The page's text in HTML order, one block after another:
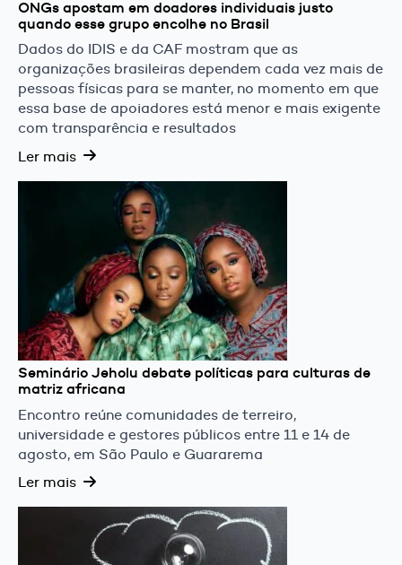
ONGs apostam em doadores individuais justo
quando esse grupo encolhe no Brasil
Dados do IDIS e da CAF mostram que as
organizações brasileiras dependem cada vez mais de
pessoas físicas para se manter, no momento em que
essa base de apoiadores está menor e mais exigente
com transparência e resultados
Ler mais
Seminário Jeholu debate políticas para culturas de
matriz africana
Encontro reúne comunidades de terreiro,
universidade e gestores públicos entre 11 e 14 de
agosto, em São Paulo e Guararema
Ler mais